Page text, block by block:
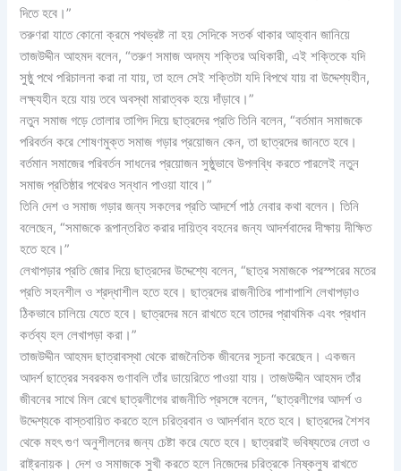
দিতে হবে।”
তরুণরা যাতে কোনো ক্রমে পথভ্রষ্ট না হয় সেদিকে সতর্ক থাকার আহ্বান জানিয়ে
তাজউদ্দীন আহমদ বলেন, “তরুণ সমাজ অদম্য শক্তির অধিকারী, এই শক্তিকে যদি
সুষ্ঠু পথে পরিচালনা করা না যায়, তা হলে সেই শক্তিটা যদি বিপথে যায় বা উদ্দেশ্যহীন,
লক্ষ্যহীন হয়ে যায় তবে অবস্থা মারাত্বক হয়ে দাঁড়াবে।”
নতুন সমাজ গড়ে তোলার তাগিদ দিয়ে ছাত্রদের প্রতি তিনি বলেন, “বর্তমান সমাজকে
পরিবর্তন করে শোষণমুক্ত সমাজ গড়ার প্রয়োজন কেন, তা ছাত্রদের জানতে হবে।
বর্তমান সমাজের পরিবর্তন সাধনের প্রয়োজন সুষ্ঠুভাবে উপলব্ধি করতে পারলেই নতুন
সমাজ প্রতিষ্ঠার পথেরও সন্ধান পাওয়া যাবে।”
তিনি দেশ ও সমাজ গড়ার জন্য সকলের প্রতি আদর্শে পাঠ নেবার কথা বলেন। তিনি
বলেছেন, “সমাজকে রূপান্তরিত করার দায়িত্ব বহনের জন্য আদর্শবাদের দীক্ষায় দীক্ষিত
হতে হবে।”
লেখাপড়ার প্রতি জোর দিয়ে ছাত্রদের উদ্দেশ্যে বলেন, “ছাত্র সমাজকে পরস্পরের মতের
প্রতি সহনশীল ও শ্রদ্ধাশীল হতে হবে। ছাত্রদের রাজনীতির পাশাপাশি লেখাপড়াও
ঠিকভাবে চালিয়ে যেতে হবে। ছাত্রদের মনে রাখতে হবে তাদের প্রাথমিক এবং প্রধান
কর্তব্য হল লেখাপড়া করা।”
তাজউদ্দীন আহমদ ছাত্রাবস্থা থেকে রাজনৈতিক জীবনের সূচনা করেছেন। একজন
আদর্শ ছাত্রের সবরকম গুণাবলি তাঁর ডায়েরিতে পাওয়া যায়। তাজউদ্দীন আহমদ তাঁর
জীবনের সাথে মিল রেখে ছাত্রলীগের রাজনীতি প্রসঙ্গে বলেন, “ছাত্রলীগের আদর্শ ও
উদ্দেশ্যকে বাস্তবায়িত করতে হলে চরিত্রবান ও আদর্শবান হতে হবে। ছাত্রদের শৈশব
থেকে মহৎ গুণ অনুশীলনের জন্য চেষ্টা করে যেতে হবে। ছাত্ররাই ভবিষ্যতের নেতা ও
রাষ্ট্রনায়ক। দেশ ও সমাজকে সুখী করতে হলে নিজেদের চরিত্রকে নিষ্কলুষ রাখতে